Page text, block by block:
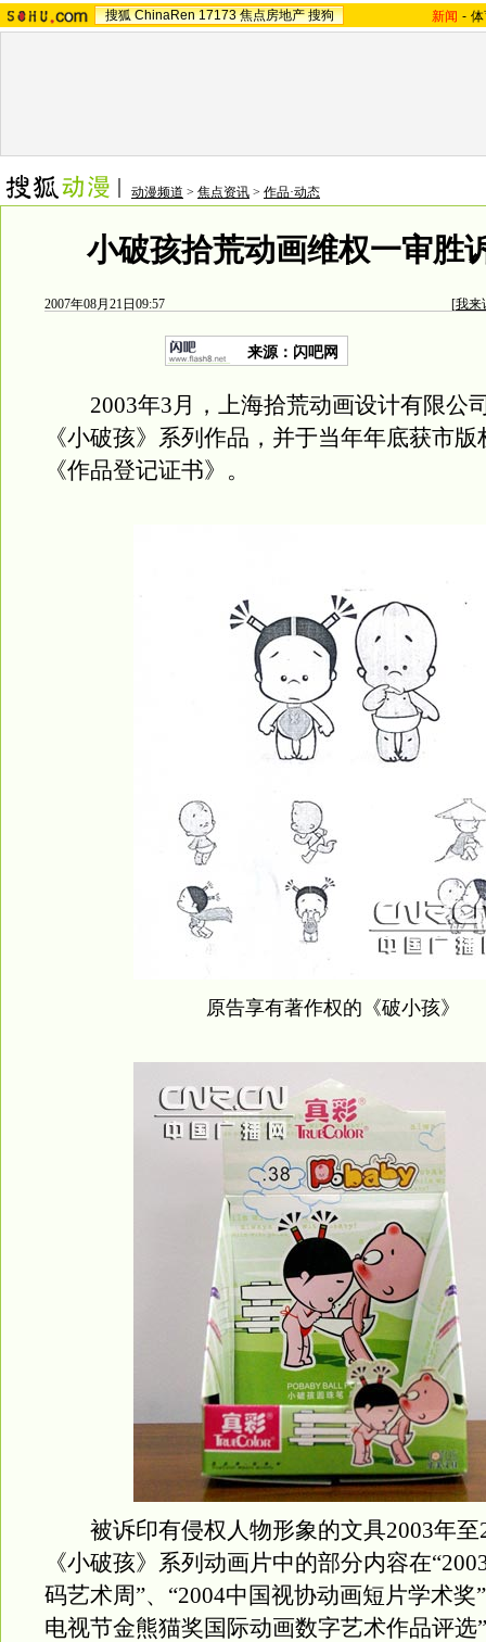
搜狐 ChinaRen 17173 焦点房地产 搜狗 新闻 -
动漫频道 > 焦点资讯 > 作品·动态
小破孩拾荒动画维权一审胜
2007年08月21日09:57 [我来
来源：闪吧网
2003年3月，上海拾荒动画设计有限公
《小破孩》系列作品，并于当年年底获市
《作品登记证书》。
原告享有著作权的《破小孩》
被诉印有侵权人物形象的文具2003年至
《小破孩》系列动画片中的部分内容在
码艺术周”、“2004中国视协动画短片学术奖
电视节金熊猫奖国际动画数字艺术作品评选